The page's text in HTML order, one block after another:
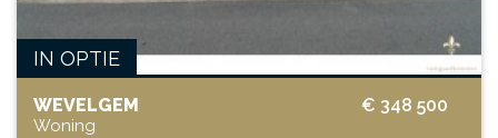
IN OPTIE
€ 348 500
WEVELGEM
Woning